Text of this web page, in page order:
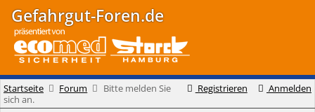
Gefahrgut-Foren.de
Registrieren Anmelden
Startseite Forum
Bitte melden Sie
sich an.